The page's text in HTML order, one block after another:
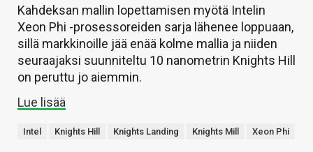
Kahdeksan mallin lopettamisen myötä Intelin
Xeon Phi -prosessoreiden sarja lähenee loppuaan,
sillä markkinoille jää enää kolme mallia ja niiden
seuraajaksi suunniteltu 10 nanometrin Knights Hill
on peruttu jo aiemmin.
Lue lisää
Intel Knights Hill Knights Landing Knights Mill Xeon Phi